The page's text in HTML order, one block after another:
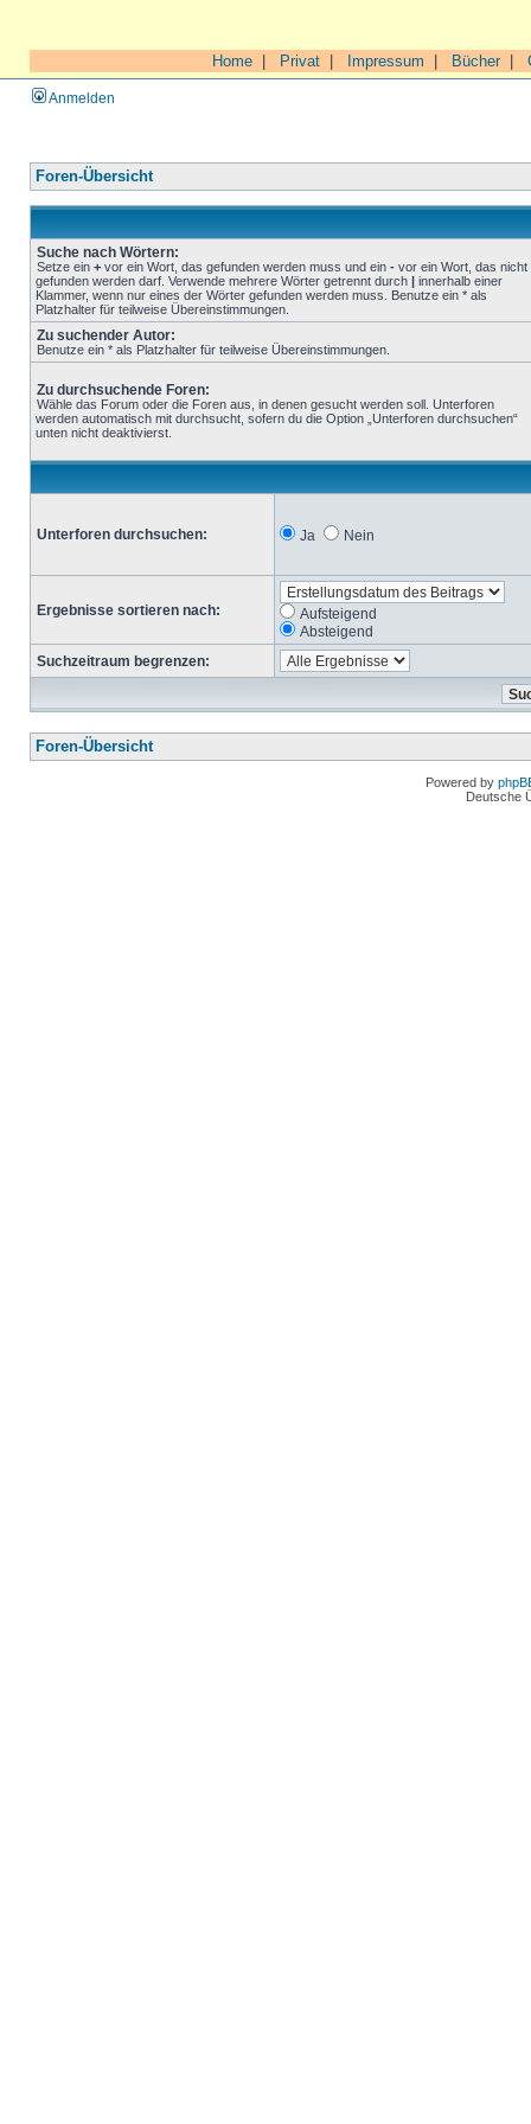
Home Privat Impressum Bücher|
Anmelden
Foren-Übersicht
Suche nach Wörtern:
Setze ein + vor ein Wort, das gefunden werden muss und ein - vor ein Wort, das nicht
gefunden werden darf. Verwende mehrere Wörter getrennt durch | innerhalb einer
Klammer, wenn nur eines der Wörter gefunden werden muss. Benutze ein * als
Platzhalter für teilweise Übereinstimmungen.
Zu suchender Autor:
Benutze ein * als Platzhalter für teilweise Übereinstimmungen.
Zu durchsuchende Foren:
Wähle das Forum oder die Foren aus, in denen gesucht werden soll. Unterforen
werden automatisch mit durchsucht, sofern du die Option „Unterforen durchsuchen“
unten nicht deaktivierst.
Unterforen durchsuchen: Ja Nein
Ergebnisse sortieren nach:
Aufsteigend
Absteigend
Suchzeitraum begrenzen:
Foren-Übersicht
Powered by
Deutsche